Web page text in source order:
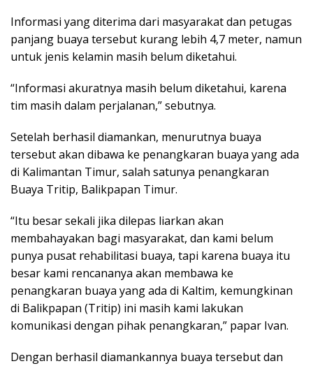
Informasi yang diterima dari masyarakat dan petugas
panjang buaya tersebut kurang lebih 4,7 meter, namun
untuk jenis kelamin masih belum diketahui.
“Informasi akuratnya masih belum diketahui, karena
tim masih dalam perjalanan,” sebutnya.
Setelah berhasil diamankan, menurutnya buaya
tersebut akan dibawa ke penangkaran buaya yang ada
di Kalimantan Timur, salah satunya penangkaran
Buaya Tritip, Balikpapan Timur.
“Itu besar sekali jika dilepas liarkan akan
membahayakan bagi masyarakat, dan kami belum
punya pusat rehabilitasi buaya, tapi karena buaya itu
besar kami rencananya akan membawa ke
penangkaran buaya yang ada di Kaltim, kemungkinan
di Balikpapan (Tritip) ini masih kami lakukan
komunikasi dengan pihak penangkaran,” papar Ivan.
Dengan berhasil diamankannya buaya tersebut dan